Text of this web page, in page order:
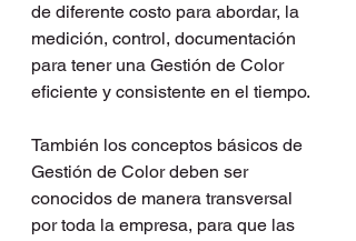
de diferente costo para abordar, la
medición, control, documentación
para tener una Gestión de Color
eficiente y consistente en el tiempo.
También los conceptos básicos de
Gestión de Color deben ser
conocidos de manera transversal
por toda la empresa, para que las